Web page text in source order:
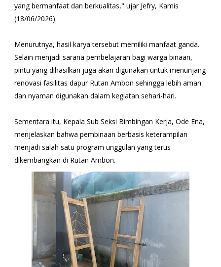
yang bermanfaat dan berkualitas," ujar Jefry, Kamis
(18/06/2026).
Menurutnya, hasil karya tersebut memiliki manfaat ganda.
Selain menjadi sarana pembelajaran bagi warga binaan,
pintu yang dihasilkan juga akan digunakan untuk menunjang
renovasi fasilitas dapur Rutan Ambon sehingga lebih aman
dan nyaman digunakan dalam kegiatan sehari-hari.
Sementara itu, Kepala Sub Seksi Bimbingan Kerja, Ode Ena,
menjelaskan bahwa pembinaan berbasis keterampilan
menjadi salah satu program unggulan yang terus
dikembangkan di Rutan Ambon.